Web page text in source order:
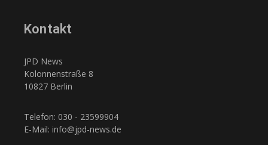
Kontakt
JPD News
Kolonnenstraße 8
10827 Berlin
Telefon: 030 - 23599904
E-Mail: info@jpd-news.de